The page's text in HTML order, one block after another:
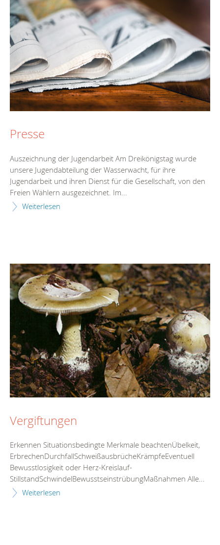
Presse
Auszeichnung der Jugendarbeit Am Dreikönigstag wurde
unsere Jugendabteilung der Wasserwacht, für ihre
Jugendarbeit und ihren Dienst für die Gesellschaft, von den
Freien Wählern ausgezeichnet. Im...
Weiterlesen
Vergiftungen
Erkennen Situationsbedingte Merkmale beachtenÜbelkeit,
ErbrechenDurchfallSchweißausbrücheKrämpfeEventuell
Bewusstlosigkeit oder Herz-Kreislauf-
StillstandSchwindelBewusstseinstrübungMaßnahmen Alle...
Weiterlesen